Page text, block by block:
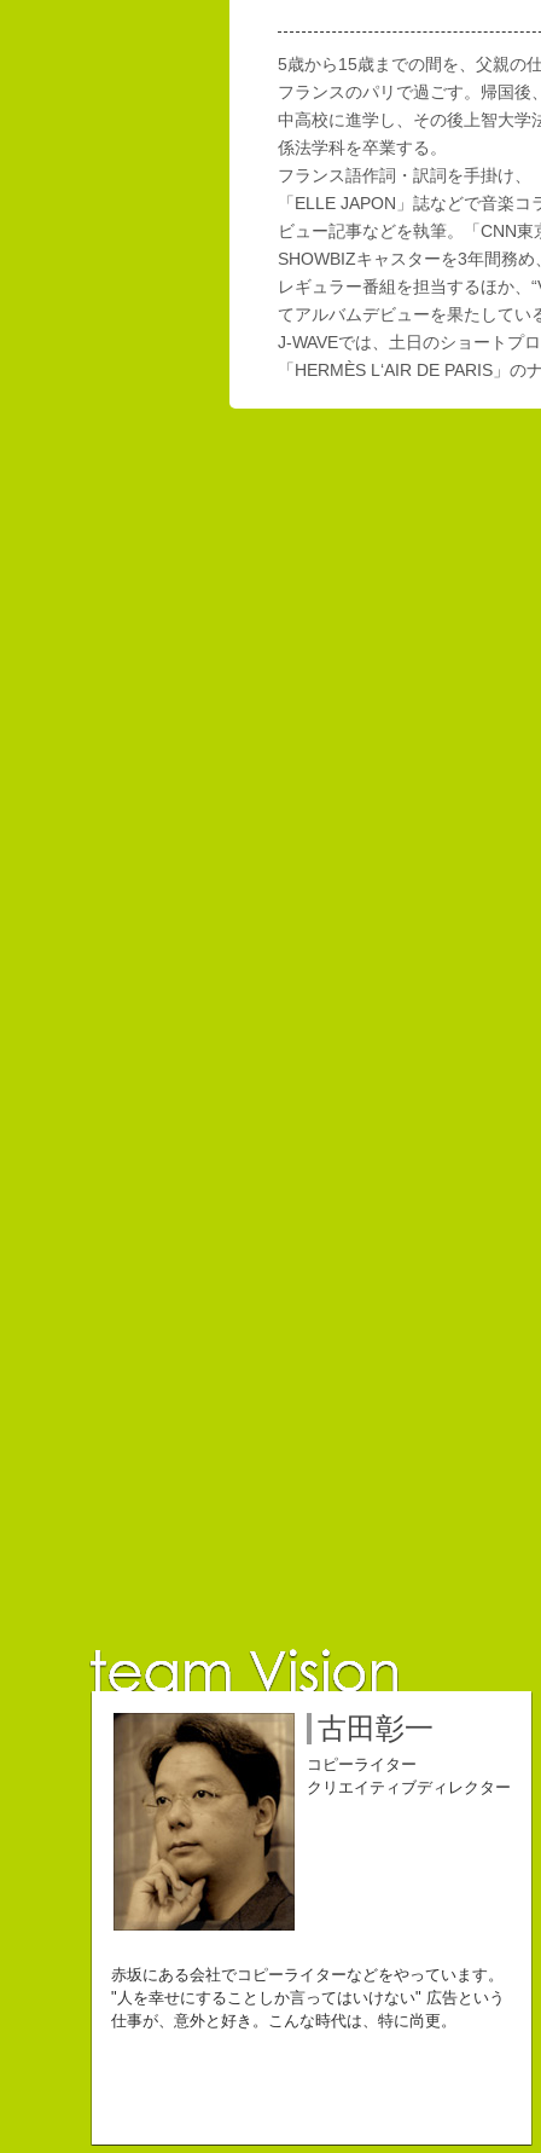
5歳から15歳までの間を、父親の
フランスのパリで過ごす。帰国後
中高校に進学し、その後上智大学
係法学科を卒業する。
フランス語作詞・訳詞を手掛け、
「ELLE JAPON」誌などで音楽コ
ビュー記事などを執筆。「CNN東
SHOWBIZキャスターを3年間務め
レギュラー番組を担当するほか、
てアルバムデビューを果たしてい
J-WAVEでは、土日のショートプ
「HERMÈS L‘AIR DE PARIS」
佐藤延夫
コピーライター
チームVision 事務局長
保持壮太郎
コピーライター
自己紹介ジェネレーターというサイトがある。試しにやってみた。
こんちゃっ保持壮太郎っていいます。
皆からは「保持壮太郎ピーナッツ」って呼ばれてるよ。
小山佳奈
コピーライター
なにがしか書いていられるしごとはとっても
幸せでとっても怖いですが、きょうもなんとか幸せに
生きられてる私は幸せなのかもしれません。
中村直史
コピーライター
長崎県五島市出身
３６歳
「五島列島はよいところです。
江口順也
コピーライター
Copy writer
10周年キャンペーン中です。
名雪祐平
コピーライター
クリエイティブディレクター
初対面の人によく言われる。
「きれいな名前ですね」
こう返す。「ええ、名前だけは」
古田彰一
コピーライター
クリエイティブディレクター
赤坂にある会社でコピーライターなどをやっています。
"人を幸せにすることしか言ってはいけない" 広告という
仕事が、意外と好き。こんな時代は、特に尚更。